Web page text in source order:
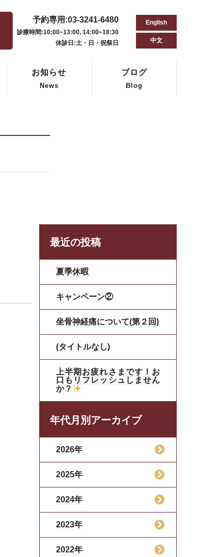
予約専用:03-3241-6480
診療時間:10:00~13:00, 14:00~18:30
休診日:土・日・祝祭日
English
中文
お知らせ
News
ブログ
Blog
最近の投稿
夏季休暇
キャンペーン②
坐骨神経痛について(第２回)
(タイトルなし)
上半期お疲れさまです！お
口もリフレッシュしません
か？
年代月別アーカイブ
2026年
2025年
2024年
2023年
2022年